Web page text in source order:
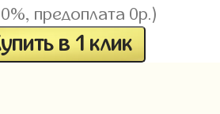
предоплата 0р.)
в 1 клик